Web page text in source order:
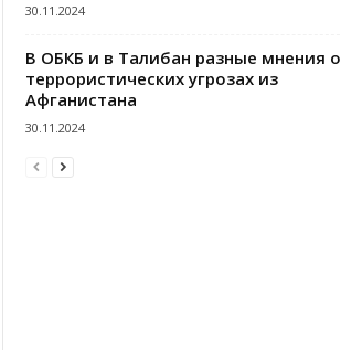
30.11.2024
В ОБКБ и в Талибан разные мнения о
террористических угрозах из
Афганистана
30.11.2024